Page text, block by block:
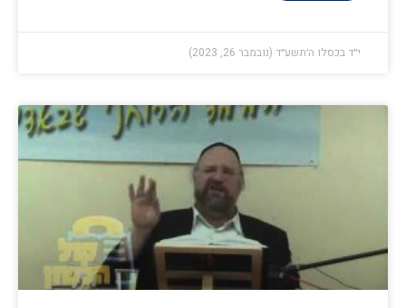
י״ד בכסלו ה׳תשע״ד (נובמבר 26, 2023)